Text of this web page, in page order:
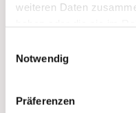
weiteren Daten
Notwendig
Präferenzen